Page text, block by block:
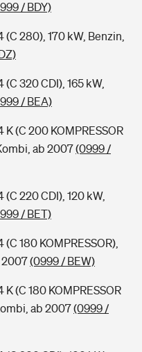
/ BDY)
280), 170 kW, Benzin,
320 CDI), 165 kW,
/ BEA)
(C 200 KOMPRESSOR
ab 2007(0999 /
220 CDI), 120 kW,
/ BET)
180 KOMPRESSOR),
2007(0999 / BEW)
(C 180 KOMPRESSOR
ab 2007(0999 /